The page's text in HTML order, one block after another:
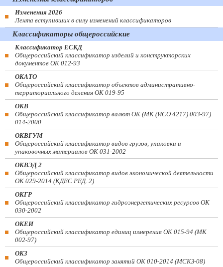
Изменения 2026
Лента вступивших в силу изменений классификаторов
Классификаторы общероссийские
Классификатор ЕСКД
Общероссийский классификатор изделий и конструкторских
документов ОК 012-93
ОКАТО
Общероссийский классификатор объектов административно-
территориального деления ОК 019-95
ОКВ
Общероссийский классификатор валют ОК (МК (ИСО 4217) 003-97)
014-2000
ОКВГУМ
Общероссийский классификатор видов грузов, упаковки и
упаковочных материалов ОК 031-2002
ОКВЭД 2
Общероссийский классификатор видов экономической деятельности
ОК 029-2014 (КДЕС РЕД. 2)
ОКГР
Общероссийский классификатор гидроэнергетических ресурсов ОК
030-2002
ОКЕИ
Общероссийский классификатор единиц измерения ОК 015-94 (МК
002-97)
ОКЗ
Общероссийский классификатор занятий ОК 010-2014 (МСКЗ-08)